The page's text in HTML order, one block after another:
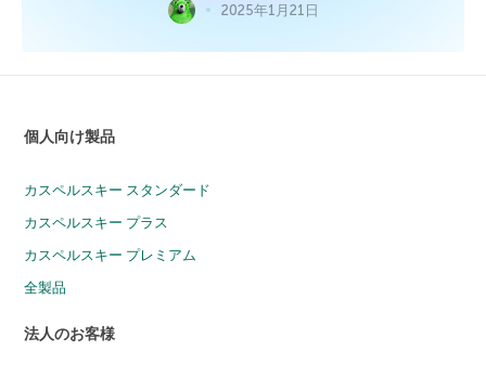
2025年1月21日
個人向け製品
カスペルスキー スタンダード
カスペルスキー プラス
カスペルスキー プレミアム
全製品
法人のお客様